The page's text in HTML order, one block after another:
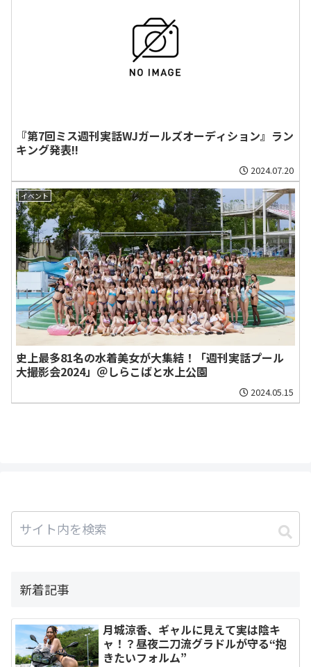
『第7回ミス週刊実話WJガールズオーディション』ラン
キング発表!!
2024.07.20
イベント
史上最多81名の水着美女が大集結！「週刊実話プール
大撮影会2024」＠しらこばと水上公園
2024.05.15
新着記事
月城涼香、ギャルに見えて実は陰キ
ャ！？昼夜二刀流グラドルが守る“抱
きたいフォルム”